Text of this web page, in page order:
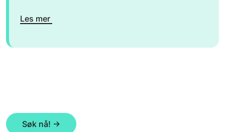
Les mer
Søk nå! ->